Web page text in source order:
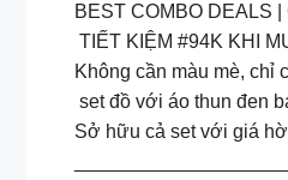
BEST COMBO DEALS |
TIẾT KIỆM #94K KHI
Không cần màu mè, chỉ
set đồ với áo thun đen
Sở hữu cả set với giá